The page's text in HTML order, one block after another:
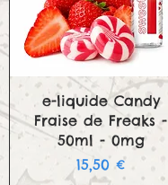
Aperçu rapide
e-liquide Candy
Fraise de Freaks -
50ml - 0mg
Prix
15,50 €